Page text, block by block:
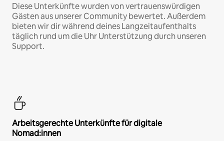
Diese Unterkünfte wurden von vertrauenswürdigen
Gästen aus unserer Community bewertet. Außerdem
bieten wir dir während deines Langzeitaufenthalts
täglich rund um die Uhr Unterstützung durch unseren
Support.
Arbeitsgerechte Unterkünfte für digitale
Nomad:innen